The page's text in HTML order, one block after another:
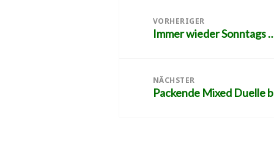
VORHERIGER
Vorheriger
Immer wieder Sonntags
NÄCHSTER
Nächster
Packende Mixed Duelle